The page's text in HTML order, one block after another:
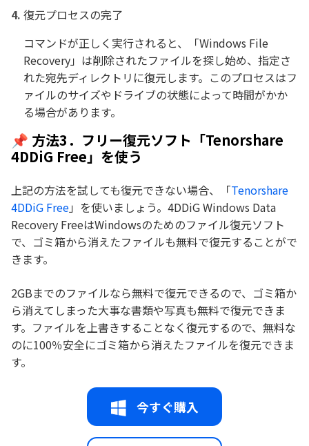
復元プロセスの完了
コマンドが正しく実行されると、「Windows File
Recovery」は削除されたファイルを探し始め、指定さ
れた宛先ディレクトリに復元します。このプロセスはフ
ァイルのサイズやドライブの状態によって時間がかか
る場合があります。
📌 方法3．フリー復元ソフト「Tenorshare
4DDiG Free」を使う
上記の方法を試しても復元できない場合、「Tenorshare
4DDiG Free」を使いましょう。4DDiG Windows Data
Recovery FreeはWindowsのためのファイル復元ソフト
で、ゴミ箱から消えたファイルも無料で復元することがで
きます。
2GBまでのファイルなら無料で復元できるので、ゴミ箱か
ら消えてしまった大事な書類や写真も無料で復元できま
す。ファイルを上書きすることなく復元するので、無料な
のに100％安全にゴミ箱から消えたファイルを復元できま
す。
今すぐ購入